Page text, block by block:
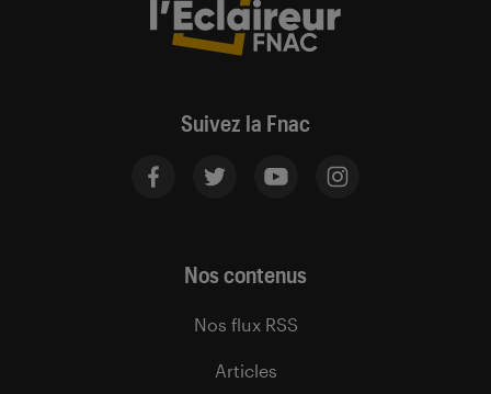
Suivez la Fnac
Nos contenus
Nos flux RSS
Articles